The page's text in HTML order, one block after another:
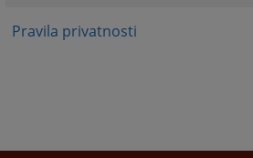
Pravila privatnosti